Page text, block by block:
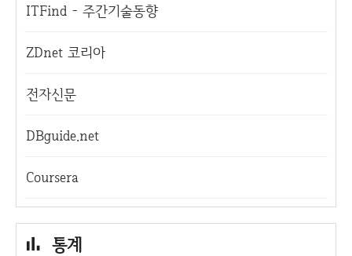
ITFind - 주간기술동향
ZDnet 코리아
전자신문
DBguide.net
Coursera
통계